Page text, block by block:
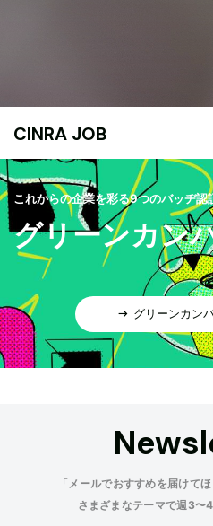
CINRA JOB
これからの企業を彩る9つのバッヂ認
グリーンカン
グリーンカン
「メールでおすすめを届けて
さまざまなテーマで週3〜